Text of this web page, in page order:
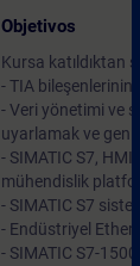
Objetivos
Kursa katıldıktan
- TIA bileşenlerinin
- Veri yönetimi ve
uyarlamak ve
- SIMATIC S7,
mühendislik
- SIMATIC S7
- Endüstriyel
- SIMATIC S7-